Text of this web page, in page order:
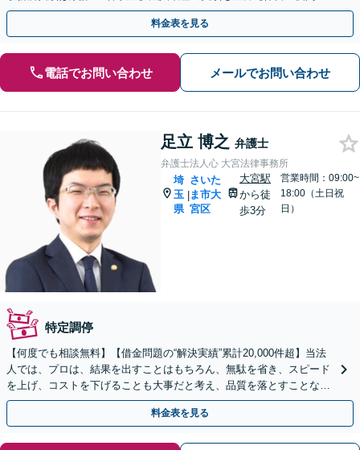
K】オンライン相談もできます
料金表を見る
電話でお問い合わせ メールでお問い合わせ
足立 博之 弁護士
弁護士法人心 大宮法律事務所
埼
玉
県
|
さいた
ま市大
宮区
大宮駅
から徒
歩3分
営業時間：09:00~
18:00（土日祝
日）
特定調停
【何度でも相談無料】【借金問題の“解決実績”累計20,000件超】当法
人では、プロは、結果を出すことはもちろん、無駄を省き、スピード
を上げ、コストを下げることも大事だと考え、品質を落とすことな
く、費用を可能な限り安くすることにこだわります。
料金表を見る